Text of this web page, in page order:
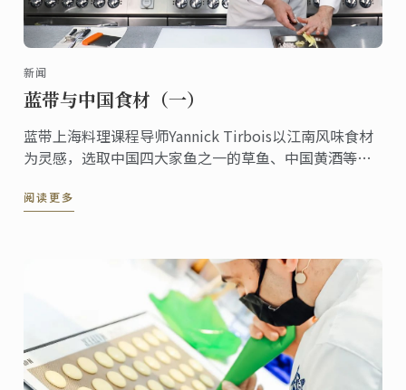
新闻
蓝带与中国食材（一）
蓝带上海料理课程导师Yannick Tirbois以江南风味食材
为灵感，选取中国四大家鱼之一的草鱼、中国黄酒等创
带与中国食材的创作故事。
阅读更多